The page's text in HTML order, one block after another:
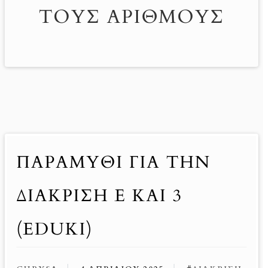
ΤΟΥΣ ΑΡΙΘΜΟΥΣ
ΠΑΡΑΜΎΘΙ ΓΙΑ ΤΗΝ
ΔΙΆΚΡΙΣΗ Ε ΚΑΙ 3
(EDUKI)